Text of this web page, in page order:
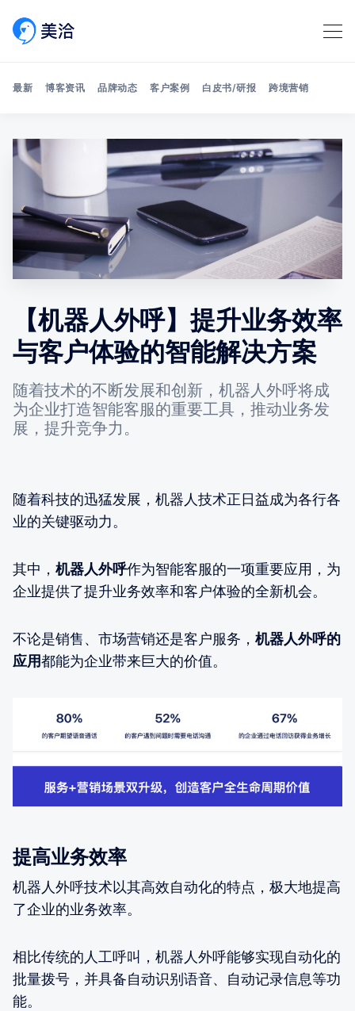
Search 美洽博客
最新 博客资讯 品牌动态 客户案例 白皮书/研报 跨境营销
【机器人外呼】提升业务效率
与客户体验的智能解决方案
随着技术的不断发展和创新，机器人外呼将成
为企业打造智能客服的重要工具，推动业务发
展，提升竞争力。
随着科技的迅猛发展，机器人技术正日益成为各行各
业的关键驱动力。
其中， 机器人外呼作为智能客服的一项重要应用，为
企业提供了提升业务效率和客户体验的全新机会。
不论是销售、市场营销还是客户服务， 机器人外呼的
应用都能为企业带来巨大的价值。
提高业务效率
机器人外呼技术以其高效自动化的特点，极大地提高
了企业的业务效率。
相比传统的人工呼叫，机器人外呼能够实现自动化的
批量拨号，并具备自动识别语音、自动记录信息等功
能。